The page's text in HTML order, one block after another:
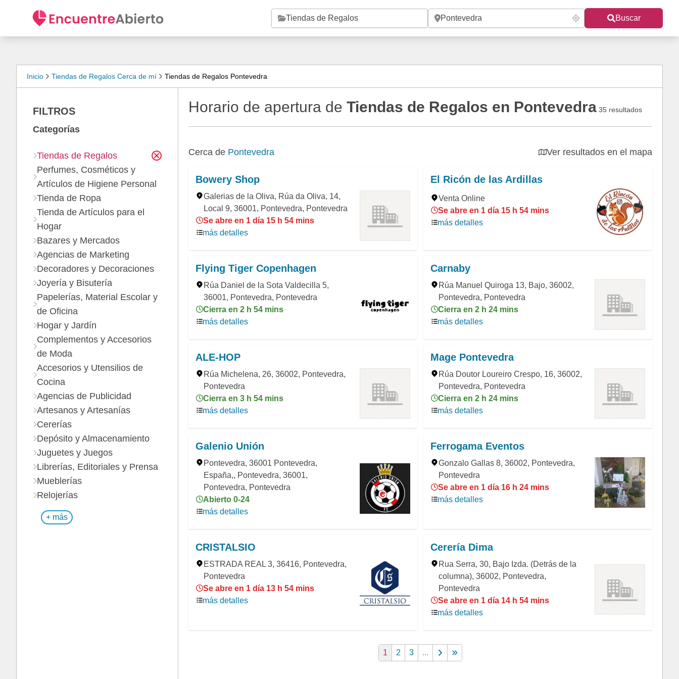
Buscar
Inicio Tiendas de Regalos Cerca de mí Tiendas de Regalos Pontevedra
Horario de apertura de Tiendas de Regalos en Pontevedra 35 resultados
Cerca de Pontevedra Ver resultados en el mapa
Bowery Shop
Galerias de la Oliva, Rúa da Oliva, 14,
Local 9, 36001, Pontevedra, Pontevedra
Se abre en 1 día 15 h 54 mins
más detalles
El Ricón de las Ardillas
Venta Online
Se abre en 1 día 15 h 54 mins
más detalles
Flying Tiger Copenhagen
Rúa Daniel de la Sota Valdecilla 5,
36001, Pontevedra, Pontevedra
Cierra en 2 h 54 mins
más detalles
Carnaby
Rúa Manuel Quiroga 13, Bajo, 36002,
Pontevedra, Pontevedra
Cierra en 2 h 24 mins
más detalles
ALE-HOP
Rúa Michelena, 26, 36002, Pontevedra,
Pontevedra
Cierra en 3 h 54 mins
más detalles
Mage Pontevedra
Rúa Doutor Loureiro Crespo, 16, 36002,
Pontevedra, Pontevedra
Cierra en 2 h 24 mins
más detalles
Galenio Unión
Pontevedra, 36001 Pontevedra,
España,, Pontevedra, 36001,
Pontevedra, Pontevedra
Abierto 0-24
más detalles
Ferrogama Eventos
Gonzalo Gallas 8, 36002, Pontevedra,
Pontevedra
Se abre en 1 día 16 h 24 mins
más detalles
CRISTALSIO
ESTRADA REAL 3, 36416, Pontevedra,
Pontevedra
Se abre en 1 día 13 h 54 mins
más detalles
Cerería Dima
Rua Serra, 30, Bajo Izda. (Detrás de la
columna), 36002, Pontevedra,
Pontevedra
Se abre en 1 día 14 h 54 mins
más detalles
1 2 3 ...
FILTROS
Categorías
Tiendas de Regalos
Perfumes, Cosméticos y
Artículos de Higiene Personal
Tienda de Ropa
Tienda de Artículos para el
Hogar
Bazares y Mercados
Agencias de Marketing
Decoradores y Decoraciones
Joyería y Bisutería
Papelerías, Material Escolar y
de Oficina
Hogar y Jardín
Complementos y Accesorios
de Moda
Accesorios y Utensilios de
Cocina
Agencias de Publicidad
Artesanos y Artesanías
Cererías
Depósito y Almacenamiento
Juguetes y Juegos
Librerías, Editoriales y Prensa
Mueblerías
Relojerías
+ más